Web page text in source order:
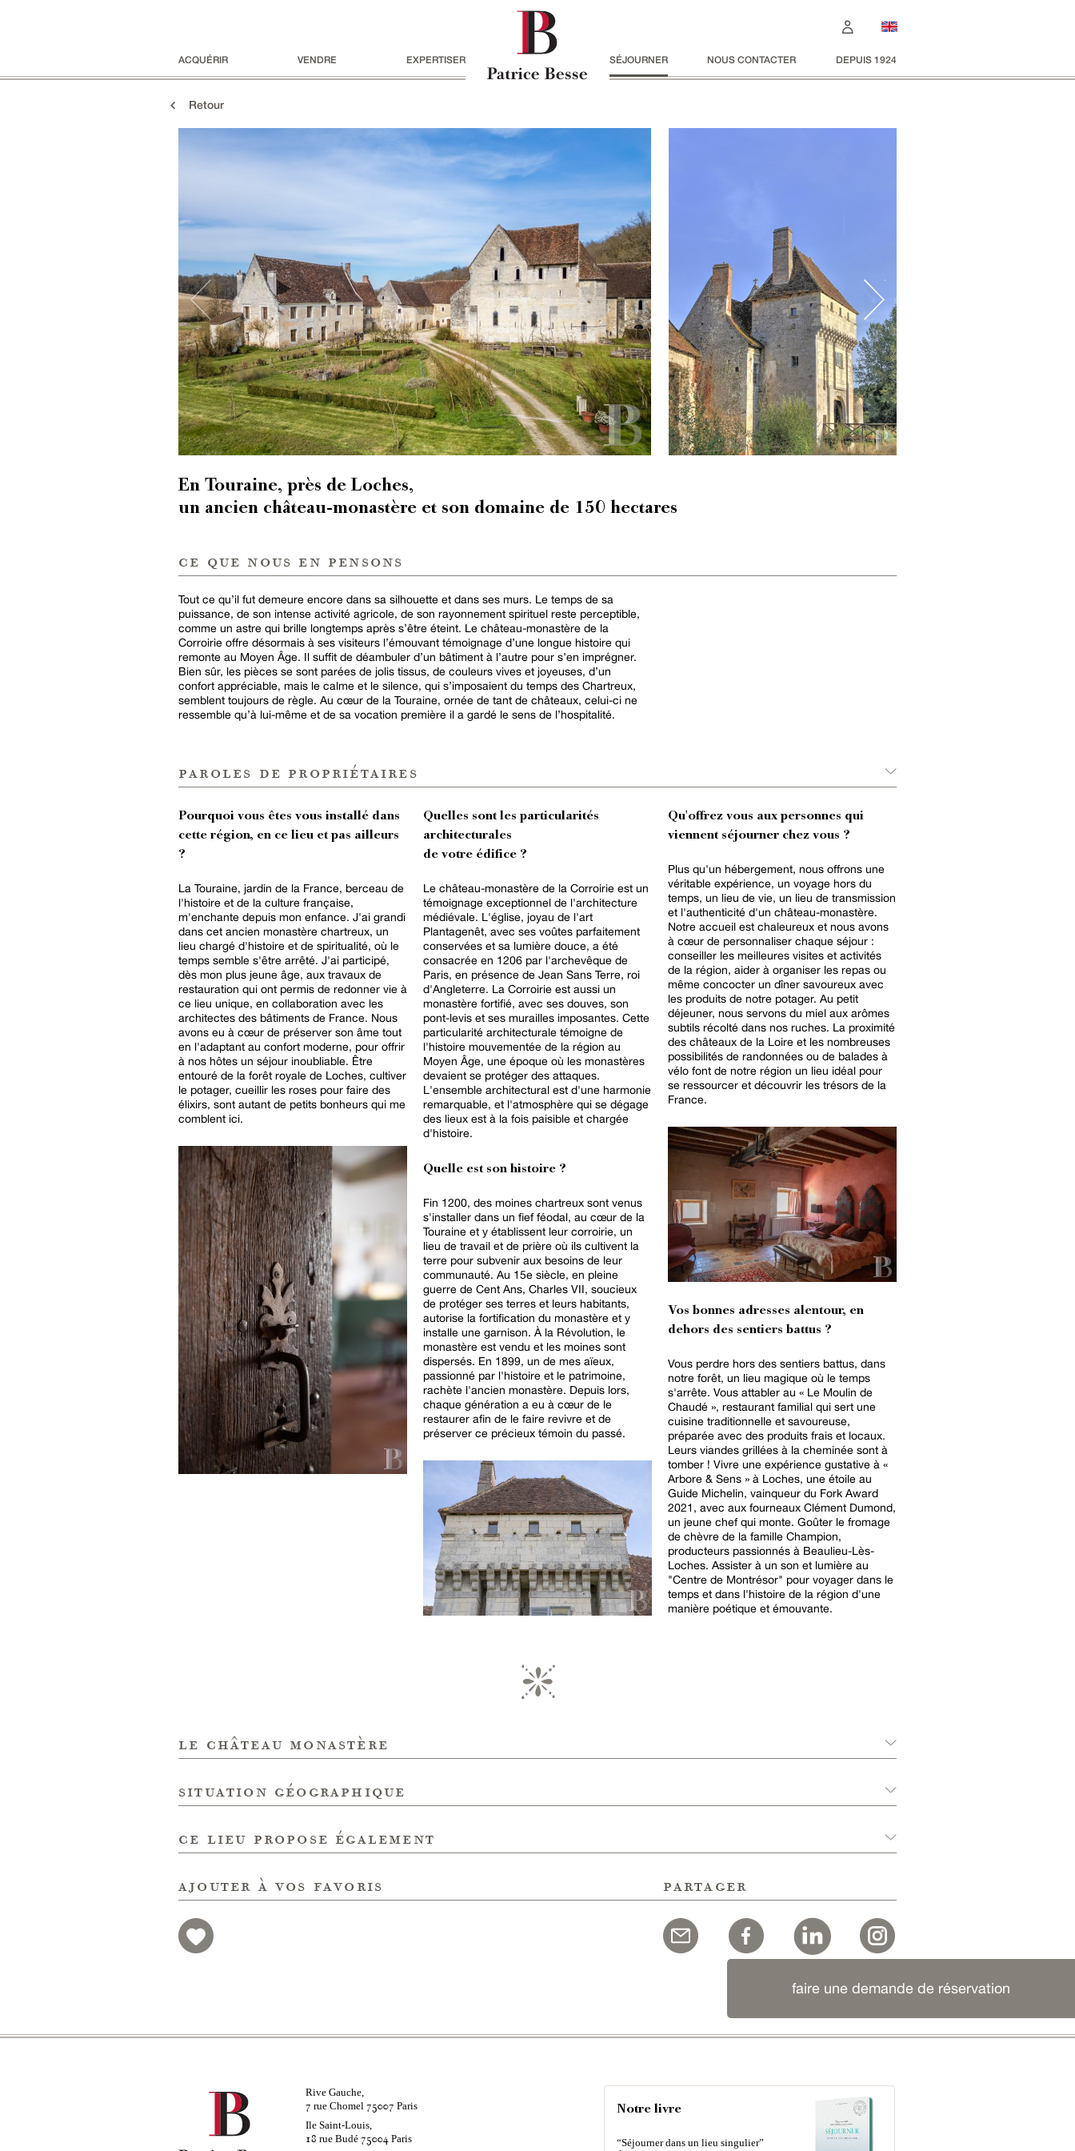
ACQUÉRIR VENDRE EXPERTISER SÉJOURNER NOUS CONTACTER DEPUIS 1924
Retour
En Touraine, près de Loches,
un ancien château-monastère et son domaine de 150 hectares
ce que nous en pensons
Tout ce qu’il fut demeure encore dans sa silhouette et dans ses murs. Le temps de sa
puissance, de son intense activité agricole, de son rayonnement spirituel reste perceptible,
comme un astre qui brille longtemps après s’être éteint. Le château-monastère de la
Corroirie offre désormais à ses visiteurs l’émouvant témoignage d’une longue histoire qui
remonte au Moyen Âge. Il suffit de déambuler d’un bâtiment à l’autre pour s’en imprégner.
Bien sûr, les pièces se sont parées de jolis tissus, de couleurs vives et joyeuses, d’un
confort appréciable, mais le calme et le silence, qui s’imposaient du temps des Chartreux,
semblent toujours de règle. Au cœur de la Touraine, ornée de tant de châteaux, celui-ci ne
ressemble qu’à lui-même et de sa vocation première il a gardé le sens de l’hospitalité.
paroles de propriétaires
Pourquoi vous êtes vous installé dans
cette région, en ce lieu et pas ailleurs
?
La Touraine, jardin de la France, berceau de
l'histoire et de la culture française,
m'enchante depuis mon enfance. J'ai grandi
dans cet ancien monastère chartreux, un
lieu chargé d'histoire et de spiritualité, où le
temps semble s'être arrêté. J'ai participé,
dès mon plus jeune âge, aux travaux de
restauration qui ont permis de redonner vie à
ce lieu unique, en collaboration avec les
architectes des bâtiments de France. Nous
avons eu à cœur de préserver son âme tout
en l'adaptant au confort moderne, pour offrir
à nos hôtes un séjour inoubliable. Être
entouré de la forêt royale de Loches, cultiver
le potager, cueillir les roses pour faire des
élixirs, sont autant de petits bonheurs qui me
comblent ici.
Quelles sont les particularités
architecturales
de votre édifice ?
Le château-monastère de la Corroirie est un
témoignage exceptionnel de l'architecture
médiévale. L'église, joyau de l'art
Plantagenêt, avec ses voûtes parfaitement
conservées et sa lumière douce, a été
consacrée en 1206 par l'archevêque de
Paris, en présence de Jean Sans Terre, roi
d'Angleterre. La Corroirie est aussi un
monastère fortifié, avec ses douves, son
pont-levis et ses murailles imposantes. Cette
particularité architecturale témoigne de
l'histoire mouvementée de la région au
Moyen Âge, une époque où les monastères
devaient se protéger des attaques.
L'ensemble architectural est d'une harmonie
remarquable, et l'atmosphère qui se dégage
des lieux est à la fois paisible et chargée
d'histoire.
Quelle est son histoire ?
Fin 1200, des moines chartreux sont venus
s'installer dans un fief féodal, au cœur de la
Touraine et y établissent leur corroirie, un
lieu de travail et de prière où ils cultivent la
terre pour subvenir aux besoins de leur
communauté. Au 15e siècle, en pleine
guerre de Cent Ans, Charles VII, soucieux
de protéger ses terres et leurs habitants,
autorise la fortification du monastère et y
installe une garnison. À la Révolution, le
monastère est vendu et les moines sont
dispersés. En 1899, un de mes aïeux,
passionné par l'histoire et le patrimoine,
rachète l'ancien monastère. Depuis lors,
chaque génération a eu à cœur de le
restaurer afin de le faire revivre et de
préserver ce précieux témoin du passé.
Qu'offrez vous aux personnes qui
viennent séjourner chez vous ?
Plus qu'un hébergement, nous offrons une
véritable expérience, un voyage hors du
temps, un lieu de vie, un lieu de transmission
et l'authenticité d'un château-monastère.
Notre accueil est chaleureux et nous avons
à cœur de personnaliser chaque séjour :
conseiller les meilleures visites et activités
de la région, aider à organiser les repas ou
même concocter un dîner savoureux avec
les produits de notre potager. Au petit
déjeuner, nous servons du miel aux arômes
subtils récolté dans nos ruches. La proximité
des châteaux de la Loire et les nombreuses
possibilités de randonnées ou de balades à
vélo font de notre région un lieu idéal pour
se ressourcer et découvrir les trésors de la
France.
Vos bonnes adresses alentour, en
dehors des sentiers battus ?
Vous perdre hors des sentiers battus, dans
notre forêt, un lieu magique où le temps
s'arrête. Vous attabler au « Le Moulin de
Chaudé », restaurant familial qui sert une
cuisine traditionnelle et savoureuse,
préparée avec des produits frais et locaux.
Leurs viandes grillées à la cheminée sont à
tomber ! Vivre une expérience gustative à «
Arbore & Sens » à Loches, une étoile au
Guide Michelin, vainqueur du Fork Award
2021, avec aux fourneaux Clément Dumond,
un jeune chef qui monte. Goûter le fromage
de chèvre de la famille Champion,
producteurs passionnés à Beaulieu-Lès-
Loches. Assister à un son et lumière au
"Centre de Montrésor" pour voyager dans le
temps et dans l'histoire de la région d'une
manière poétique et émouvante.
le château monastère
situation géographique
ce lieu propose également
ajouter à vos favoris partager
faire une demande de réservation
Rive Gauche,
7 rue Chomel 75007 Paris
Ile Saint-Louis,
18 rue Budé 75004Paris
Notre livre
“Séjourner dans un lieu singulier”